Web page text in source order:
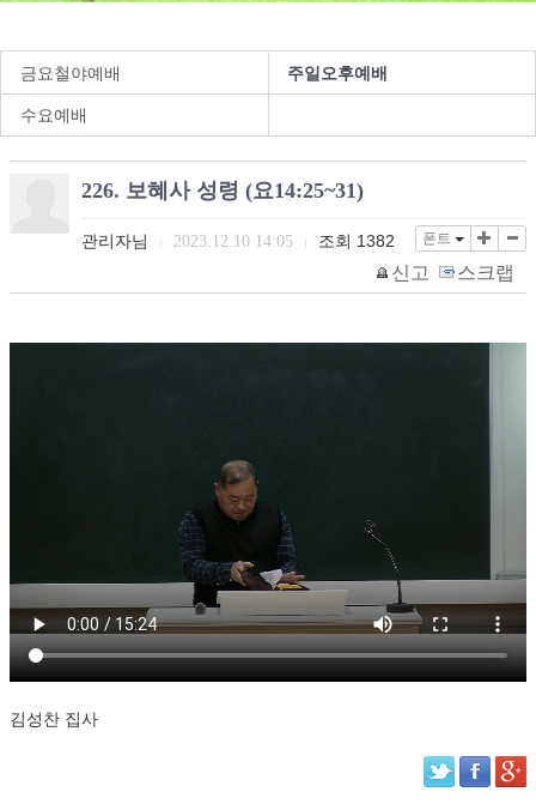
금요철야예배 주일오후예배
수요예배
226. 보혜사 성령 (요14:25~31)
관리자님 2023.12.10 14:05 조회 1382 폰트
신고 스크랩
김성찬 집사